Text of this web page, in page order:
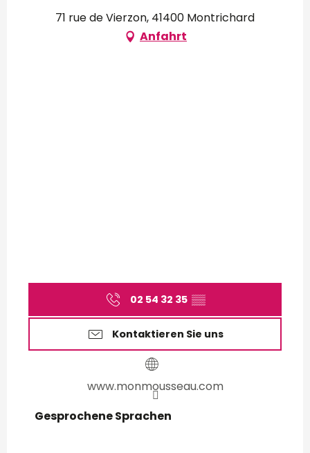
71 rue de Vierzon, 41400 Montrichard
Anfahrt
02 54 32 35 ▒▒
Kontaktieren Sie uns
www.monmousseau.com
Gesprochene Sprachen
Gesprochene Sprachen